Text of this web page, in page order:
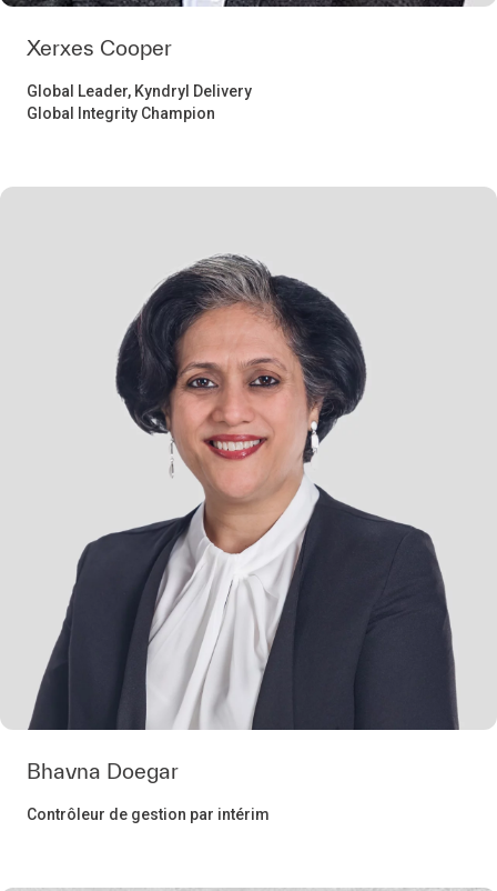
Xerxes Cooper
Global Leader, Kyndryl Delivery
Global Integrity Champion
Bhavna Doegar
Contrôleur de gestion par intérim